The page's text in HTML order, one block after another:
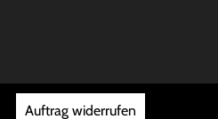
Auftrag widerrufen